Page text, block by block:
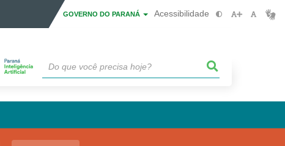
GOVERNO DO PARANÁ Acessibilidade